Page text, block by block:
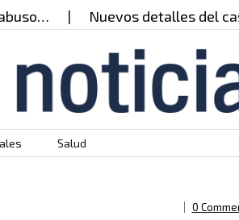
Nuevos detalles del caso del
Salud
0